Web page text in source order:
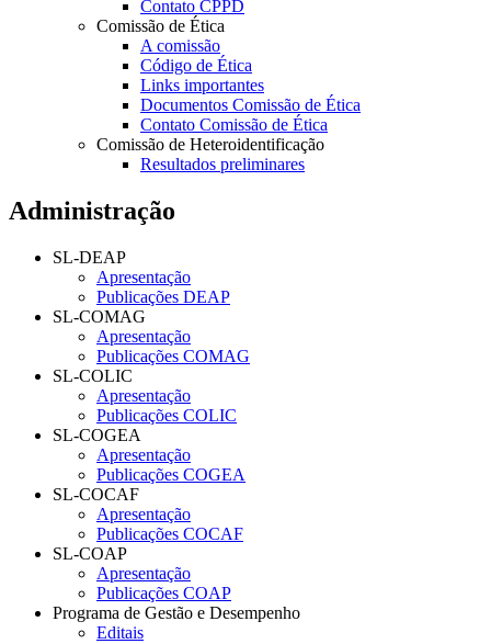
Contato CPPD
Comissão de Ética
A comissão
Código de Ética
Links importantes
Documentos Comissão de Ética
Contato Comissão de Ética
Comissão de Heteroidentificação
Resultados preliminares
Administração
SL-DEAP
Apresentação
Publicações DEAP
SL-COMAG
Apresentação
Publicações COMAG
SL-COLIC
Apresentação
Publicações COLIC
SL-COGEA
Apresentação
Publicações COGEA
SL-COCAF
Apresentação
Publicações COCAF
SL-COAP
Apresentação
Publicações COAP
Programa de Gestão e Desempenho
Editais